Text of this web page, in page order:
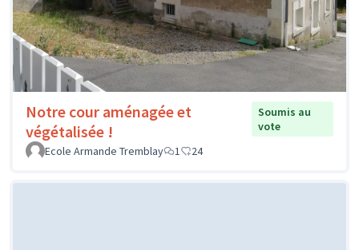
Notre cour aménagée et
végétalisée !
Soumis au
vote
Ecole Armande Tremblay
1 24